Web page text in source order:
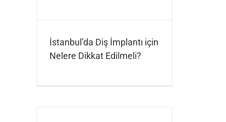
İstanbul’da Diş İmplantı için
Nelere Dikkat Edilmeli?